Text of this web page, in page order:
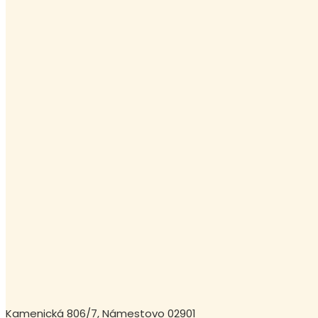
Kamenická 806/7, Námestovo 02901